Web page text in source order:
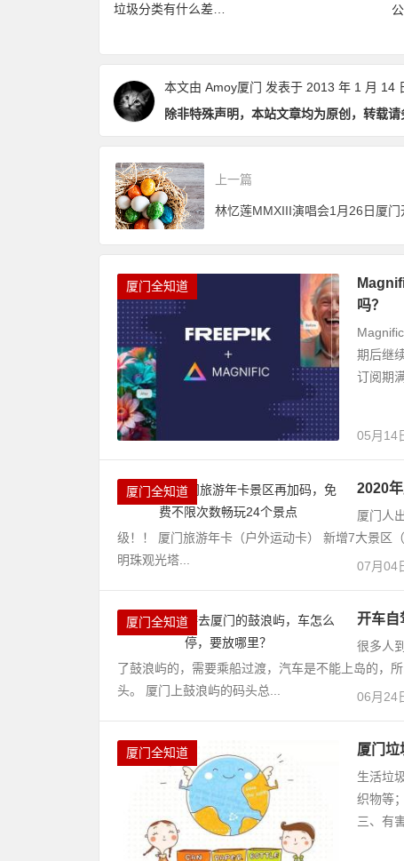
垃圾分类有什么差异
本文由 Amoy厦门 发表于 2013 年 1 月 14
除非特殊声明，本站文章均为原创，转载
上一篇
林忆莲MMXIII演唱会1月26日厦门
厦门全知道
吗？
期后继
订阅期
05月14
厦门全知道 2020
厦门人
级！！ 厦门旅游年卡（户外运动卡） 新增7大景区
明珠观光塔...
07月04
厦门全知道 开车自
很多人
了鼓浪屿的，需要乘船过渡，汽车是不能上岛的，
头。 厦门上鼓浪屿的码头总...
06月24
厦门全知道 厦门垃
生活垃
织物等
三、有